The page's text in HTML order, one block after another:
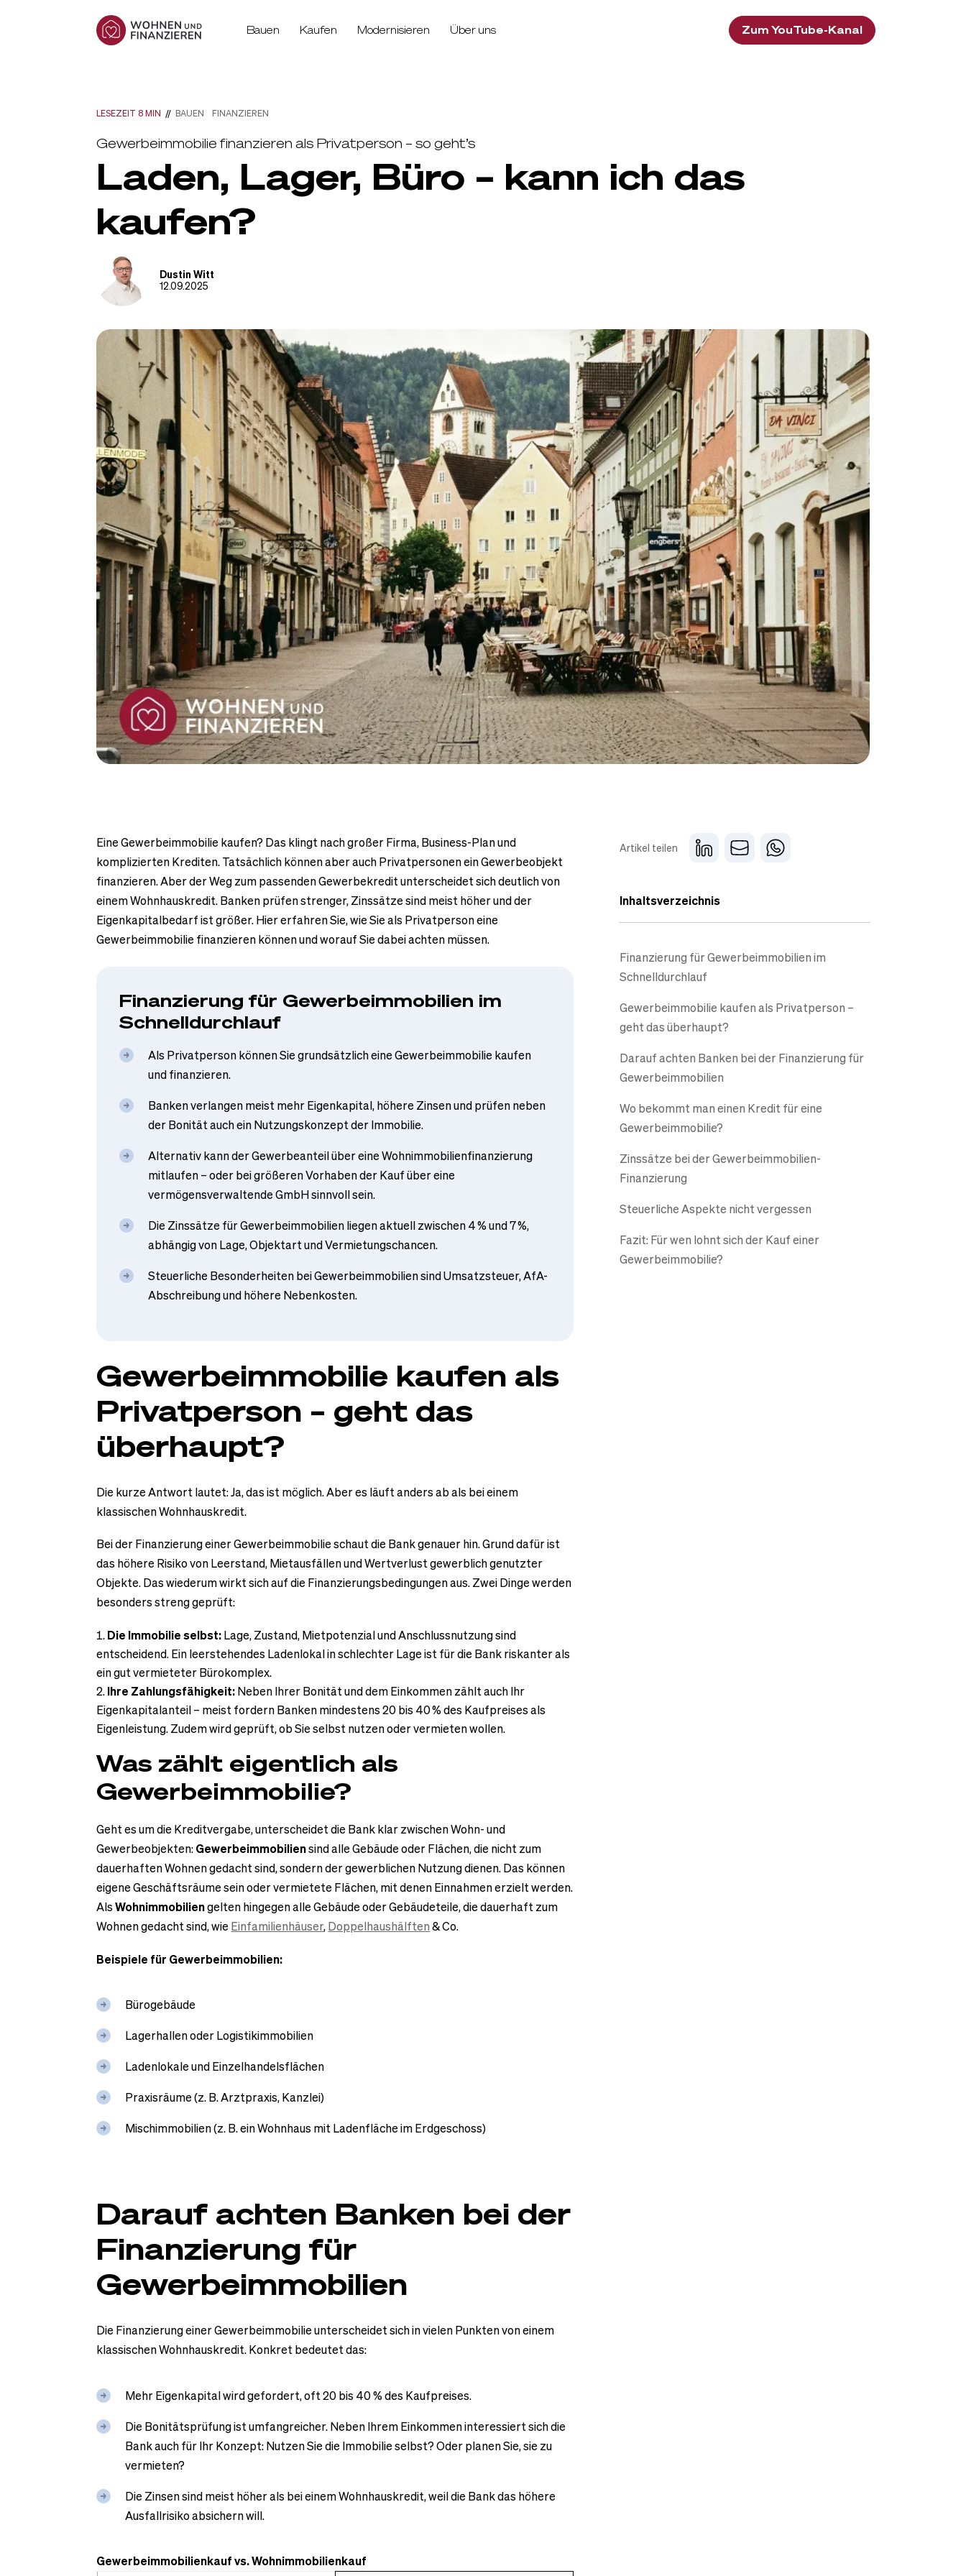
Bauen Kaufen Modernisieren Über uns Zum YouTube-Kanal
LESEZEIT 8 MIN // BAUEN FINANZIEREN
Gewerbeimmobilie finanzieren als Privatperson – so geht’s
Laden, Lager, Büro – kann ich das
kaufen?
Dustin Witt
12.09.2025
Artikel teilen
Inhaltsverzeichnis
Finanzierung für Gewerbeimmobilien im
Schnelldurchlauf
Gewerbeimmobilie kaufen als Privatperson –
geht das überhaupt?
Darauf achten Banken bei der Finanzierung für
Gewerbeimmobilien
Wo bekommt man einen Kredit für eine
Gewerbeimmobilie?
Zinssätze bei der Gewerbeimmobilien-
Finanzierung
Steuerliche Aspekte nicht vergessen
Fazit: Für wen lohnt sich der Kauf einer
Gewerbeimmobilie?
Eine Gewerbeimmobilie kaufen? Das klingt nach großer Firma, Business-Plan und
komplizierten Krediten. Tatsächlich können aber auch Privatpersonen ein Gewerbeobjekt
finanzieren. Aber der Weg zum passenden Gewerbekredit unterscheidet sich deutlich von
einem Wohnhauskredit. Banken prüfen strenger, Zinssätze sind meist höher und der
Eigenkapitalbedarf ist größer. Hier erfahren Sie, wie Sie als Privatperson eine
Gewerbeimmobilie finanzieren können und worauf Sie dabei achten müssen.
Finanzierung für Gewerbeimmobilien im
Schnelldurchlauf
Als Privatperson können Sie grundsätzlich eine Gewerbeimmobilie kaufen
und finanzieren.
Banken verlangen meist mehr Eigenkapital, höhere Zinsen und prüfen neben
der Bonität auch ein Nutzungskonzept der Immobilie.
Alternativ kann der Gewerbeanteil über eine Wohnimmobilienfinanzierung
mitlaufen – oder bei größeren Vorhaben der Kauf über eine
vermögensverwaltende GmbH sinnvoll sein.
Die Zinssätze für Gewerbeimmobilien liegen aktuell zwischen 4 % und 7 %,
abhängig von Lage, Objektart und Vermietungschancen.
Steuerliche Besonderheiten bei Gewerbeimmobilien sind Umsatzsteuer, AfA-
Abschreibung und höhere Nebenkosten.
Gewerbeimmobilie kaufen als
Privatperson – geht das
überhaupt?
Die kurze Antwort lautet: Ja, das ist möglich. Aber es läuft anders ab als bei einem
klassischen Wohnhauskredit.
Bei der Finanzierung einer Gewerbeimmobilie schaut die Bank genauer hin. Grund dafür ist
das höhere Risiko von Leerstand, Mietausfällen und Wertverlust gewerblich genutzter
Objekte. Das wiederum wirkt sich auf die Finanzierungsbedingungen aus. Zwei Dinge werden
besonders streng geprüft:
Die Immobilie selbst:Lage, Zustand, Mietpotenzial und Anschlussnutzung sind
entscheidend. Ein leerstehendes Ladenlokal in schlechter Lage ist für die Bank riskanter als
ein gut vermieteter Bürokomplex.
Ihre Zahlungsfähigkeit:Neben Ihrer Bonität und dem Einkommen zählt auch Ihr
Eigenkapitalanteil – meist fordern Banken mindestens 20 bis 40 % des Kaufpreises als
Eigenleistung. Zudem wird geprüft, ob Sie selbst nutzen oder vermieten wollen.
Was zählt eigentlich als
Gewerbeimmobilie?
Geht es um die Kreditvergabe, unterscheidet die Bank klar zwischen Wohn- und
Gewerbeobjekten:Gewerbeimmobiliensind alle Gebäude oder Flächen, die nicht zum
dauerhaften Wohnen gedacht sind, sondern der gewerblichen Nutzung dienen. Das können
eigene Geschäftsräume sein oder vermietete Flächen, mit denen Einnahmen erzielt werden.
AlsWohnimmobiliengelten hingegen alle Gebäude oder Gebäudeteile, die dauerhaft zum
Wohnen gedacht sind, wie Einfamilienhäuser,Doppelhaushälften& Co.
Beispiele für Gewerbeimmobilien:
Bürogebäude
Lagerhallen oder Logistikimmobilien
Ladenlokale und Einzelhandelsflächen
Praxisräume (z. B. Arztpraxis, Kanzlei)
Mischimmobilien (z. B. ein Wohnhaus mit Ladenfläche im Erdgeschoss)
Darauf achten Banken bei der
Finanzierung für
Gewerbeimmobilien
Die Finanzierung einer Gewerbeimmobilie unterscheidet sich in vielen Punkten von einem
klassischen Wohnhauskredit. Konkret bedeutet das:
Mehr Eigenkapital wird gefordert, oft 20 bis 40 % des Kaufpreises.
Die Bonitätsprüfung ist umfangreicher. Neben Ihrem Einkommen interessiert sich die
Bank auch für Ihr Konzept: Nutzen Sie die Immobilie selbst? Oder planen Sie, sie zu
vermieten?
Die Zinsen sind meist höher als bei einem Wohnhauskredit, weil die Bank das höhere
Ausfallrisiko absichern will.
Gewerbeimmobilienkauf vs. Wohnimmobilienkauf